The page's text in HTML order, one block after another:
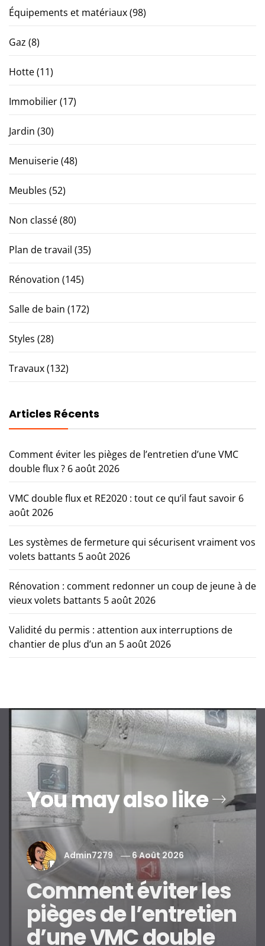
Équipements et matériaux(98)
Gaz (8)
Hotte(11)
Immobilier(17)
Jardin (30)
Menuiserie(48)
Meubles (52)
Non classé(80)
Plan de travail (35)
Rénovation (145)
Salle de bain (172)
Styles (28)
Travaux(132)
Articles Récents
Comment éviter les pièges de l’entretien d’une VMC
double flux ? 6 août 2026
VMC double flux et RE2020 : tout ce qu’il faut savoir 6
août 2026
Les systèmes de fermeture qui sécurisent vraiment vos
volets battants 5 août 2026
Rénovation : comment redonner un coup de jeune à de
vieux volets battants 5 août 2026
Validité du permis : attention aux interruptions de
chantier de plus d’un an 5 août 2026
You may also like
Admin7279 6 Août 2026
Comment éviter les
pièges de l’entretien
d’une VMC double
Comment éviter les pièges
de l’entretien d’une VMC
double flux ?
VMC double